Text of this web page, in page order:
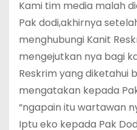
Kami tim media malah
Pak dodi,akhirnya
menghubungi Kanit
mengejutkan nya bagi
Reskrim yang diketahui
mengatakan kepada
“ngapain itu wartawan
Iptu eko kepada Pak